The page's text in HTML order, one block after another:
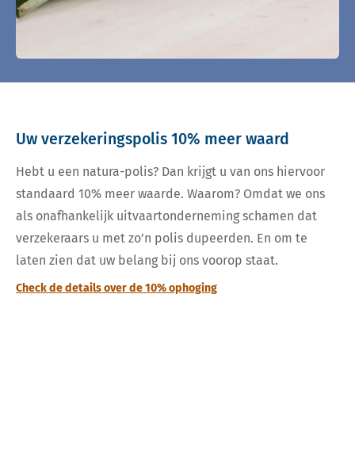
Uw verzekeringspolis 10% meer waard
Hebt u een natura-polis? Dan krijgt u van ons hiervoor
standaard 10% meer waarde. Waarom? Omdat we ons
als onafhankelijk uitvaartonderneming schamen dat
verzekeraars u met zo’n polis dupeerden. En om te
laten zien dat uw belang bij ons voorop staat.
Check de details over de 10% ophoging